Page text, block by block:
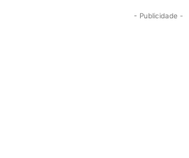
- Publicidade -